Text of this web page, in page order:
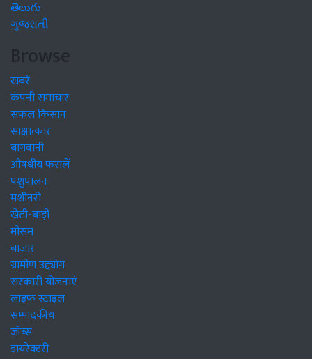
తెలుగు
ગુજરાતી
Browse
खबरें
कंपनी समाचार
सफल किसान
साक्षात्कार
बागवानी
औषधीय फसलें
पशुपालन
मशीनरी
खेती-बाड़ी
मौसम
बाजार
ग्रामीण उद्द्योग
सरकारी योजनाएं
लाइफ स्टाइल
सम्पादकीय
जॉब्स
डायरेक्टरी